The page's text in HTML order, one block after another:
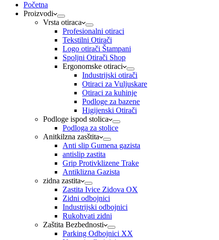
Početna
Proizvodi
Vrsta otiraca
Profesionalni otiraci
Tekstilni Otirači
Logo otirači Štampani
Spoljni Otirači Shop
Ergonomske otiraci
Industrijski otirači
Otiraci za Vuljuskare
Otiraci za kuhinje
Podloge za bazene
Higijenski Otirači
Podloge ispod stolica
Podloga za stolice
Anitkilzna zasštita
Anti slip Gumena gazista
antislip zastita
Grip Protivklizene Trake
Antiklizna Gazista
zidna zastita
Zastita Ivice Zidova OX
Zidni odbojnici
Industrijski odbojnici
Rukohvati zidni
Zaštita Bezbednosti
Parking Odbojnici XX